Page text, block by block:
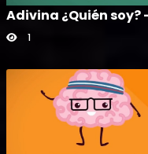
Adivina ¿Quién soy?
1